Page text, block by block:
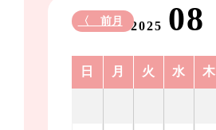
2025 08
〈 前月
日 月 火 水 木